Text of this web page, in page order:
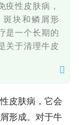
疫性皮肤病，
斑块和鳞屑形
是一个长期的
关于清理牛皮
皮肤病，它会
形成。对于牛